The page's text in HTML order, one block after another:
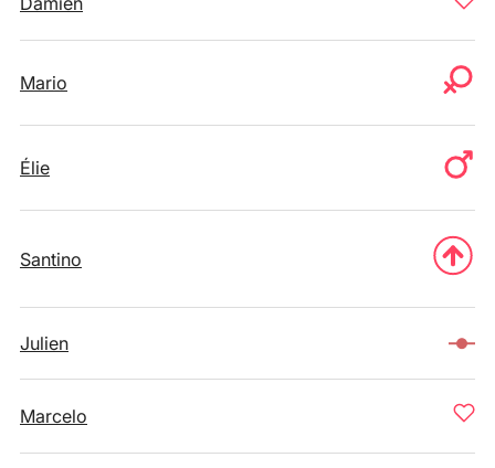
Mario
Élie
Santino
Julien
Marcelo